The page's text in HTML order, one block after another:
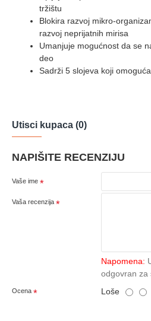
tržištu
Blokira razvoj mikro-
razvoj neprijatnih mirisa
Umanjuje mogućnost da se
deo
Sadrži 5 slojeva koji
Utisci kupaca (0)
NAPIŠITE RECENZIJU
Vaše ime
Vaša recenzija
Napomena:
odgovran za
Ocena Loše